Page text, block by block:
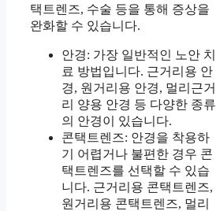
택트렌즈, 수술 등을 통해 증상을
완화할 수 있습니다.
안경: 가장 일반적인 노안 치
료 방법입니다. 근거리용 안
경, 원거리용 안경, 멀리근거
리 양용 안경 등 다양한 종류
의 안경이 있습니다.
콘택트렌즈: 안경을 착용하
기 어렵거나 불편한 경우 콘
택트렌즈를 선택할 수 있습
니다. 근거리용 콘택트렌즈,
원거리용 콘택트렌즈, 멀리